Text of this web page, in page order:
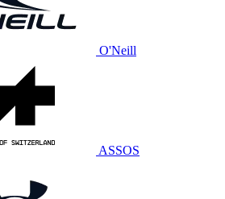
O'Neill
ASSOS